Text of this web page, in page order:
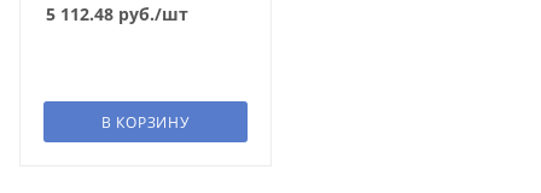
5 112.48 руб./шт
В КОРЗИНУ